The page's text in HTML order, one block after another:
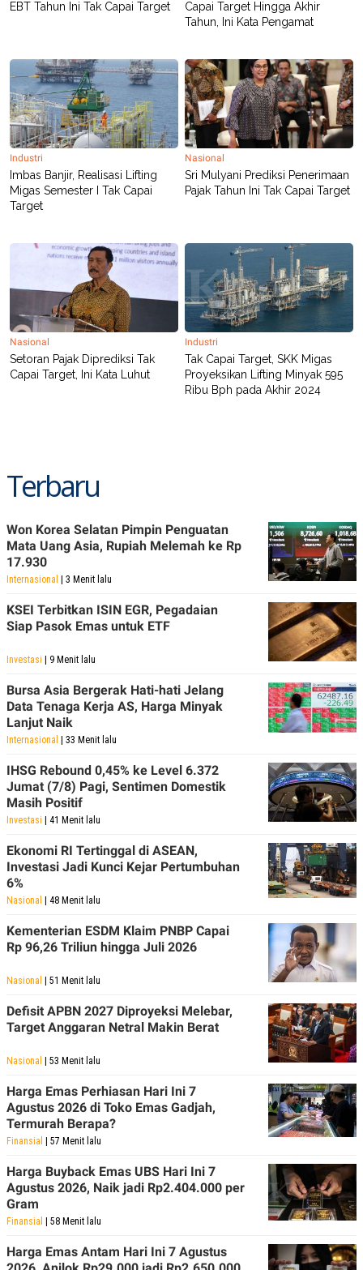
EBT Tahun Ini Tak Capai Target
Capai Target Hingga Akhir
Tahun, Ini Kata Pengamat
Industri
Imbas Banjir, Realisasi Lifting
Migas Semester I Tak Capai
Target
Nasional
Sri Mulyani Prediksi Penerimaan
Pajak Tahun Ini Tak Capai Target
Nasional
Setoran Pajak Diprediksi Tak
Capai Target, Ini Kata Luhut
Industri
Tak Capai Target, SKK Migas
Proyeksikan Lifting Minyak 595
Ribu Bph pada Akhir 2024
Terbaru
Won Korea Selatan Pimpin Penguatan
Mata Uang Asia, Rupiah Melemah ke Rp
17.930
Internasional | 3 Menit lalu
KSEI Terbitkan ISIN EGR, Pegadaian
Siap Pasok Emas untuk ETF
Investasi | 9 Menit lalu
Bursa Asia Bergerak Hati-hati Jelang
Data Tenaga Kerja AS, Harga Minyak
Lanjut Naik
Internasional | 33 Menit lalu
IHSG Rebound 0,45% ke Level 6.372
Jumat (7/8) Pagi, Sentimen Domestik
Masih Positif
Investasi | 41 Menit lalu
Ekonomi RI Tertinggal di ASEAN,
Investasi Jadi Kunci Kejar Pertumbuhan
6%
Nasional | 48 Menit lalu
Kementerian ESDM Klaim PNBP Capai
Rp 96,26 Triliun hingga Juli 2026
Nasional | 51 Menit lalu
Defisit APBN 2027 Diproyeksi Melebar,
Target Anggaran Netral Makin Berat
Nasional | 53 Menit lalu
Harga Emas Perhiasan Hari Ini 7
Agustus 2026 di Toko Emas Gadjah,
Termurah Berapa?
Finansial | 57 Menit lalu
Harga Buyback Emas UBS Hari Ini 7
Agustus 2026, Naik jadi Rp2.404.000 per
Gram
Finansial | 58 Menit lalu
Harga Emas Antam Hari Ini 7 Agustus